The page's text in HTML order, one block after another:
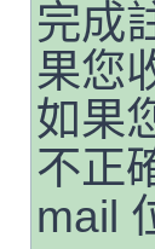
完成
果您
如果
不正
mail